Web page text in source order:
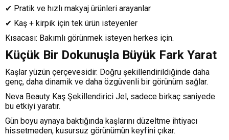
✔ Pratik ve hızlı makyaj ürünleri arayanlar
✔ Kaş + kirpik için tek ürün isteyenler
Kısacası: Bakımlı görünmek isteyen herkes için.
Küçük Bir Dokunuşla Büyük Fark Yarat
Kaşlar yüzün çerçevesidir. Doğru şekillendirildiğinde daha
genç, daha dinamik ve daha özgüvenli bir görünüm sağlar.
Neva Beauty Kaş Şekillendirici Jel, sadece birkaç saniyede
bu etkiyi yaratır.
Gün boyu aynaya baktığında kaşlarını düzeltme ihtiyacı
hissetmeden, kusursuz görünümün keyfini çıkar.